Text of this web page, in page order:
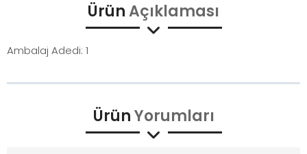
ÜrünAçıklaması
Ambalaj Adedi: 1
ÜrünYorumları